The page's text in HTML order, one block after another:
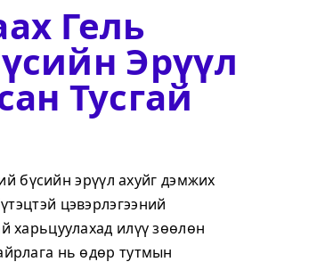
Гель
Эрүүл
Тусгай
бүсийн эрүүл ахуйг дэмжих
цэвэрлэгээний
харьцуулахад илүү зөөлөн
нь өдөр тутмын